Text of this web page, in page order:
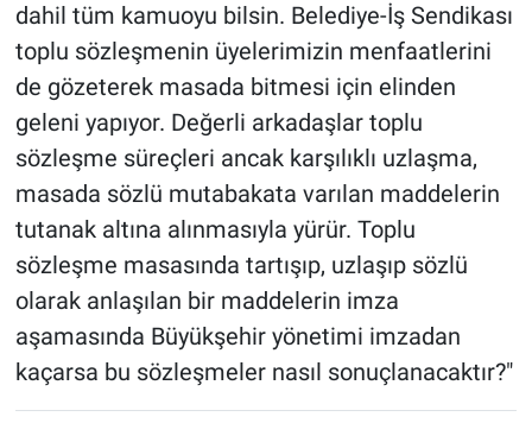
dahil tüm kamuoyu bilsin. Belediye-İş Sendikası
toplu sözleşmenin üyelerimizin menfaatlerini
de gözeterek masada bitmesi için elinden
geleni yapıyor. Değerli arkadaşlar toplu
sözleşme süreçleri ancak karşılıklı uzlaşma,
masada sözlü mutabakata varılan maddelerin
tutanak altına alınmasıyla yürür. Toplu
sözleşme masasında tartışıp, uzlaşıp sözlü
olarak anlaşılan bir maddelerin imza
aşamasında Büyükşehir yönetimi imzadan
kaçarsa bu sözleşmeler nasıl sonuçlanacaktır?"